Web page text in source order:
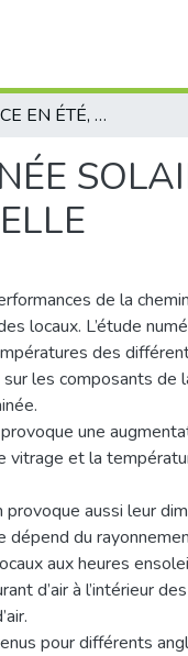
PERFORMANCE EN ÉTÉ, DE LA CHEMINÉE SOLAIRE SUR TOIT INCLINÉ PAR LA VENTILATION NATURELLE
de la
locaux. L’étude
des
les composants de
une
vitrage et la
aussi leur
du
aux heures
d’air à l’intérieur
pour différents